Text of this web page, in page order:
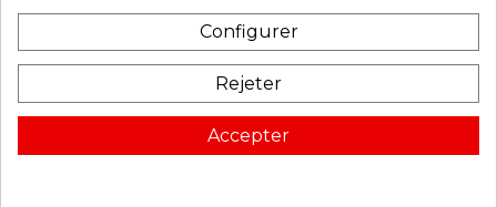
02.41.92.96.45
Note Google :
Configurer
Rejeter
Accepter